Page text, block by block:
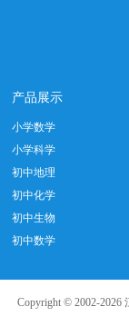
产品展示
小学数学
小学科学
初中地理
初中化学
初中生物
初中数学
Copyright © 2002-2026